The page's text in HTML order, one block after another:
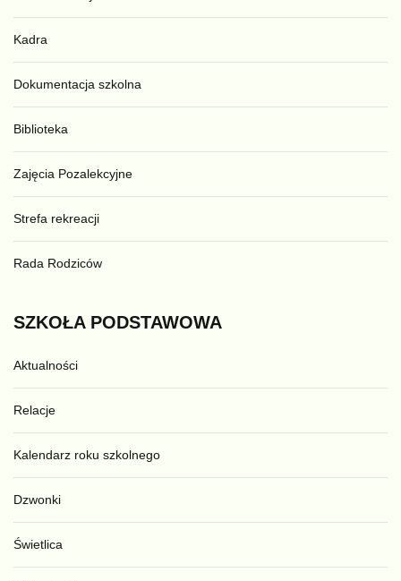
Kadra
Dokumentacja szkolna
Biblioteka
Zajęcia Pozalekcyjne
Strefa rekreacji
Rada Rodziców
SZKOŁA PODSTAWOWA
Aktualności
Relacje
Kalendarz roku szkolnego
Dzwonki
Świetlica